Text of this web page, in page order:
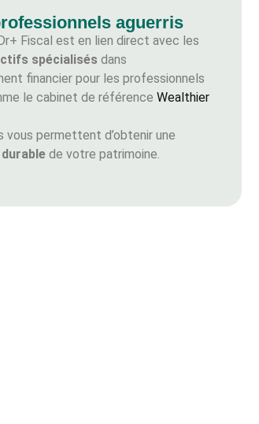
aguerris
Fiscal est en lien direct avec les
spécialisés dans
financier pour les professionnels
le cabinet de référence Wealthier
vous permettent d’obtenir une
de votre patrimoine.